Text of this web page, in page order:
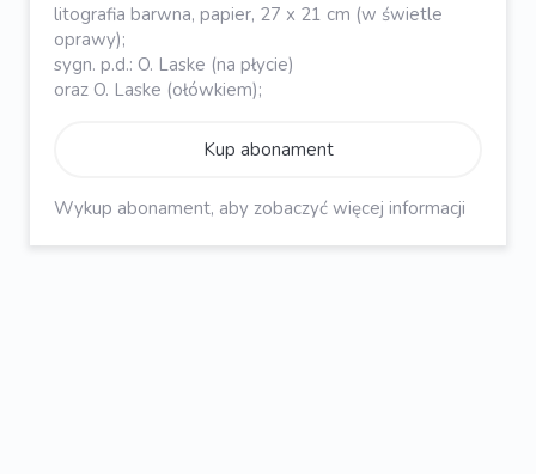
litografia barwna, papier, 27 x 21 cm (w świetle
oprawy);
sygn. p.d.: O. Laske (na płycie)
oraz O. Laske (ołówkiem);
Kup abonament
Wykup abonament, aby zobaczyć więcej informacji